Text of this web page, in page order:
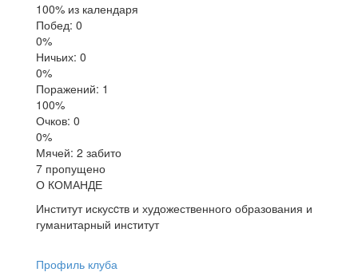
100% из календаря
Побед: 0
0%
Ничьих: 0
0%
Поражений: 1
100%
Очков: 0
0%
Мячей: 2 забито
7 пропущено
О КОМАНДЕ
Институт искусcтв и художественного образования и
гуманитарный институт
Профиль клуба